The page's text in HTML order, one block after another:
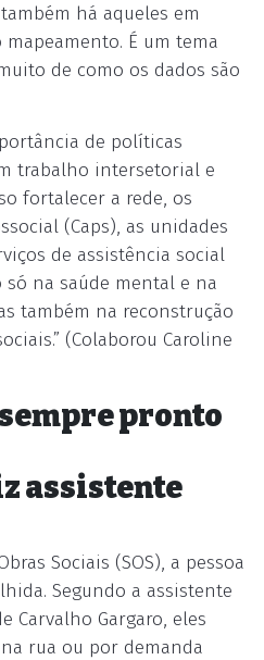
há aqueles em
É um tema
de como os dados são
de políticas
trabalho intersetorial e
fortalecer a rede, os
(Caps), as unidades
de assistência social
na saúde mental e na
também na reconstrução
(Colaborou Caroline
sempre pronto
assistente
Sociais (SOS), a pessoa
Segundo a assistente
Carvalho Gargaro, eles
rua ou por demanda